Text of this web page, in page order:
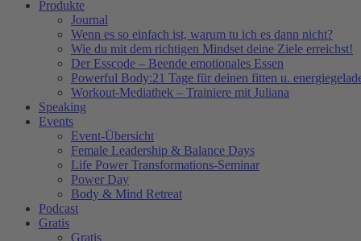
Produkte
Journal
Wenn es so einfach ist, warum tu ich es dann nicht?
Wie du mit dem richtigen Mindset deine Ziele erreichst!
Der Esscode – Beende emotionales Essen
Powerful Body:21 Tage für deinen fitten u.
Workout-Mediathek – Trainiere mit Juliana
Speaking
Events
Event-Übersicht
Female Leadership & Balance Days
Life Power Transformations-Seminar
Power Day
Body & Mind Retreat
Podcast
Gratis
Gratis